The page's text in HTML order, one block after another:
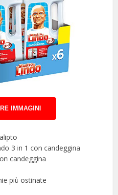
IMMAGINI
3 in 1 con candeggina
candeggina
più ostinate